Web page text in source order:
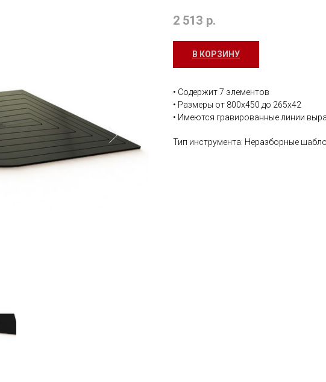
2 513 р.
В КОРЗИНУ
• Содержит 7 элементов
• Размеры от 800х450 до 265х42
• Имеются гравированные линии
Тип инструмента: Неразборные